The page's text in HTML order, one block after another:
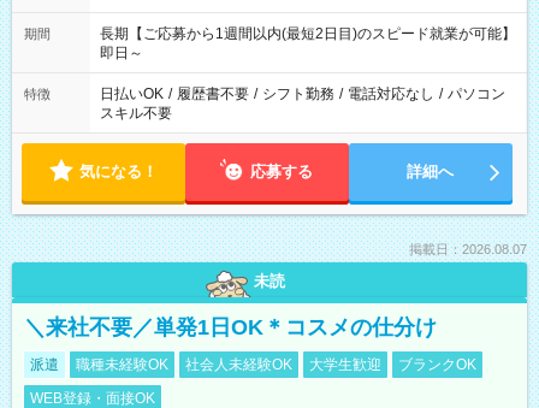
期間
長期【ご応募から1週間以内(最短2日目)のスピード就業が可能】
即日～
特徴 日払いOK / 履歴書不要 / シフト勤務 / 電話対応なし / パソコン
スキル不要
気になる！ 応募する 詳細へ
掲載日：2026.08.07
未読
＼来社不要／単発1日OK＊コスメの仕分け
派遣 職種未経験OK 社会人未経験OK 大学生歓迎
ブランクOK
WEB登録・面接OK